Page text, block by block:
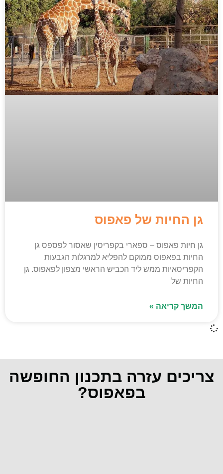
גן החיות של פאפוס
גן חיות פאפוס – ספארי בקפריסין שאסור לפספס גן
החיות בפאפוס ממוקם להפליא למרגלות הגבעות
הקפריסאיות ממש ליד הכביש הראשי מצפון לפאפוס. גן
החיות של
המשך קריאה »
צריכים עזרה בתכנון החופשה
בפאפוס?